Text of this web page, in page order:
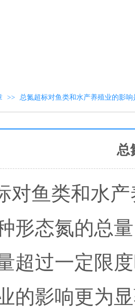
>> 总氮超标对鱼类和水产养殖业的影响
总
对鱼类和水
形态氮的总
超过一定限
的影响更为